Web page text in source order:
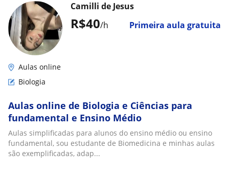
R$40/h Primeira aula gratuita
Camilli de Jesus
Aulas online
Biologia
Aulas online de Biologia e Ciências para
fundamental e Ensino Médio
Aulas simplificadas para alunos do ensino médio ou ensino
fundamental, sou estudante de Biomedicina e minhas aulas
são exemplificadas, adap...